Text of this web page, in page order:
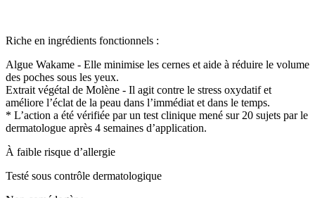
Riche en ingrédients fonctionnels :
Algue Wakame - Elle minimise les cernes et aide à réduire le volume
des poches sous les yeux.
Extrait végétal de Molène - Il agit contre le stress oxydatif et
améliore l’éclat de la peau dans l’immédiat et dans le temps.
* L’action a été vérifiée par un test clinique mené sur 20 sujets par le
dermatologue après 4 semaines d’application.
À faible risque d’allergie
Testé sous contrôle dermatologique